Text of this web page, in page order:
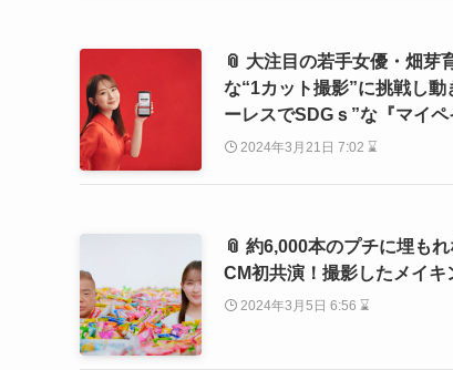
📎 大注目の若手女優・畑芽
な“1カット撮影”に挑戦し
ーレスでSDGｓ”な『マイ
2024年3月21日 7:02 ⌛
📎 約6,000本のプチに埋も
CM初共演！撮影したメイキ
2024年3月5日 6:56 ⌛